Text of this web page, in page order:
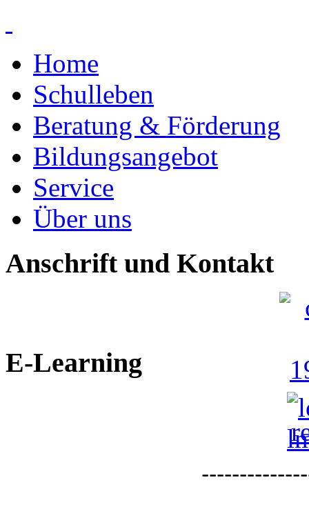
Home
Schulleben
Beratung & Förderung
Bildungsangebot
Service
Über uns
Anschrift und Kontakt
E-Learning